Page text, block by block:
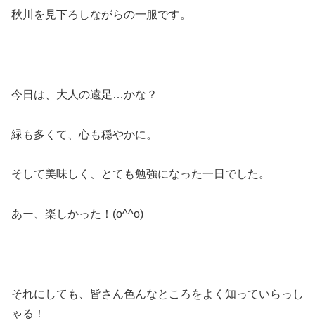
秋川を見下ろしながらの一服です。
今日は、大人の遠足…かな？
緑も多くて、心も穏やかに。
そして美味しく、とても勉強になった一日でした。
あー、楽しかった！(o^^o)
それにしても、皆さん色んなところをよく知っていらっし
ゃる！